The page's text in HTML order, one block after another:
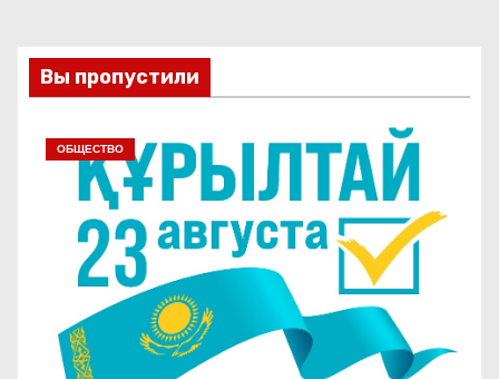
Вы пропустили
ОБЩЕСТВО